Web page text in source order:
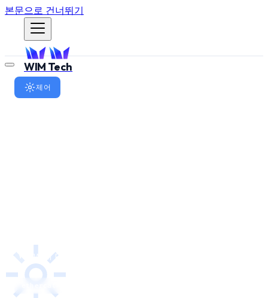
본문으로 건너뛰기
WIM Tech
제어
WR WIM Robotics Team